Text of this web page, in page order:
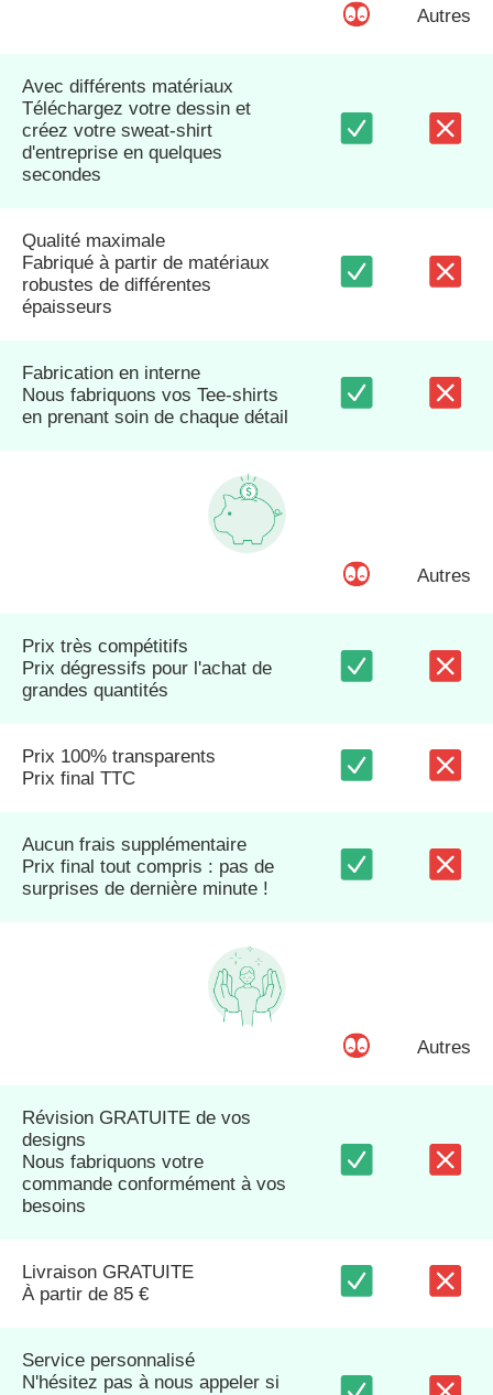
Autres
Avec différents matériaux
Téléchargez votre dessin et
créez votre sweat-shirt
d'entreprise en quelques
secondes
Qualité maximale
Fabriqué à partir de matériaux
robustes de différentes
épaisseurs
Fabrication en interne
Nous fabriquons vos Tee-shirts
en prenant soin de chaque détail
Autres
Prix très compétitifs
Prix dégressifs pour l'achat de
grandes quantités
Prix 100% transparents
Prix final TTC
Aucun frais supplémentaire
Prix final tout compris : pas de
surprises de dernière minute !
Autres
Révision GRATUITE de vos
designs
Nous fabriquons votre
commande conformément à vos
besoins
Livraison GRATUITE
À partir de 85 €
Service personnalisé
N'hésitez pas à nous appeler si